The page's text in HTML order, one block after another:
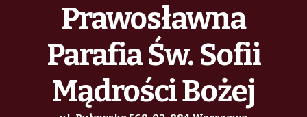
Prawosławna
Parafia Św. Sofii
Mądrości Bożej